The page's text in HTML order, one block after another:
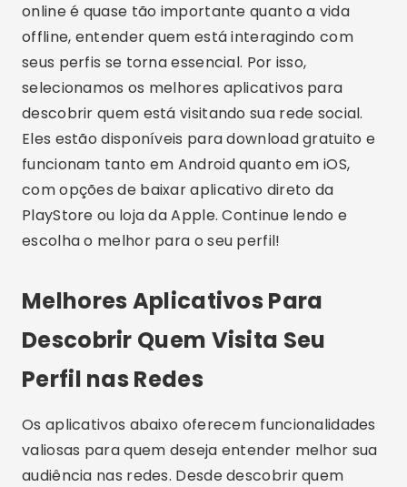
online é quase tão importante quanto a vida
offline, entender quem está interagindo com
seus perfis se torna essencial. Por isso,
selecionamos os melhores aplicativos para
descobrir quem está visitando sua rede social.
Eles estão disponíveis para download gratuito e
funcionam tanto em Android quanto em iOS,
com opções de baixar aplicativo direto da
PlayStore ou loja da Apple. Continue lendo e
escolha o melhor para o seu perfil!
Melhores Aplicativos Para
Descobrir Quem Visita Seu
Perfil nas Redes
Os aplicativos abaixo oferecem funcionalidades
valiosas para quem deseja entender melhor sua
audiência nas redes. Desde descobrir quem